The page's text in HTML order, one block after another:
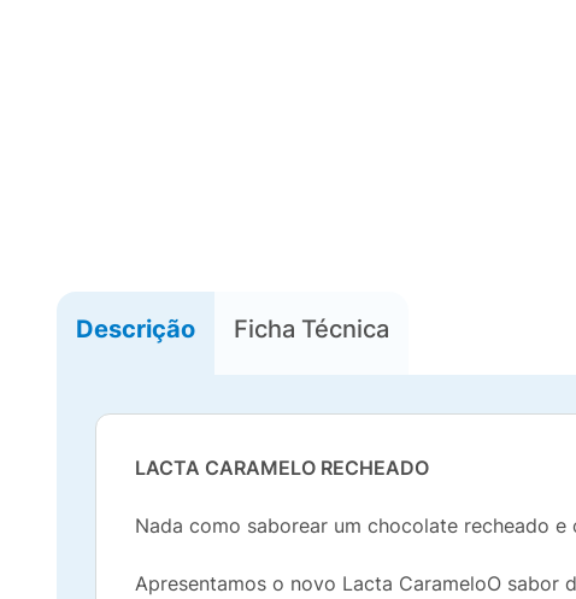
Descrição Ficha Técnica
LACTA CARAMELO RECHEADO​
Nada como saborear um chocolate recheado
Apresentamos o novo Lacta CarameloO sabor